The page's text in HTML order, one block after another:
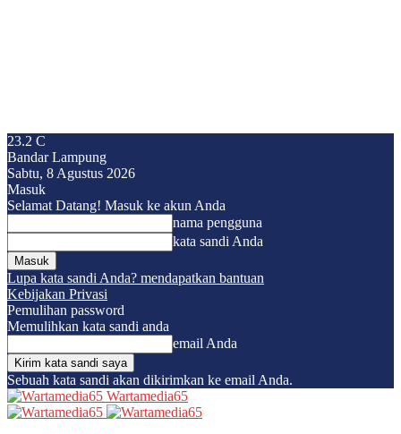
23.2 C
Bandar Lampung
Sabtu, 8 Agustus 2026
Masuk
Selamat Datang! Masuk ke akun Anda
nama pengguna
kata sandi Anda
Lupa kata sandi Anda? mendapatkan bantuan
Kebijakan Privasi
Pemulihan password
Memulihkan kata sandi anda
email Anda
Sebuah kata sandi akan dikirimkan ke email Anda.
Wartamedia65